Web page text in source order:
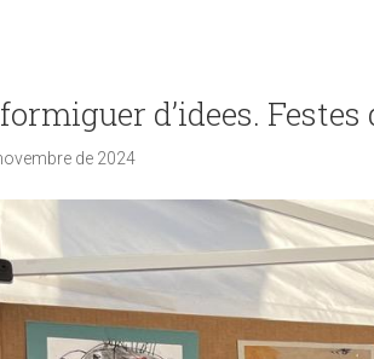
d’idees. Festes
de 2024